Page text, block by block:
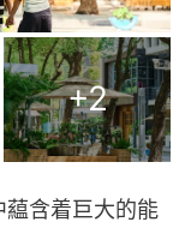
+2
含着巨大的能